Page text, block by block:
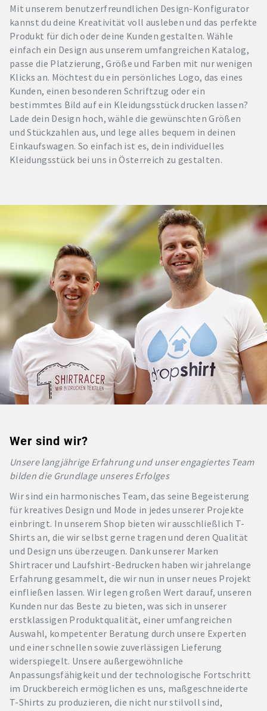
Mit unserem benutzerfreundlichen Design-Konfigurator
kannst du deine Kreativität voll ausleben und das perfekte
Produkt für dich oder deine Kunden gestalten. Wähle
einfach ein Design aus unserem umfangreichen Katalog,
passe die Platzierung, Größe und Farben mit nur wenigen
Klicks an. Möchtest du ein persönliches Logo, das eines
Kunden, einen besonderen Schriftzug oder ein
bestimmtes Bild auf ein Kleidungsstück drucken lassen?
Lade dein Design hoch, wähle die gewünschten Größen
und Stückzahlen aus, und lege alles bequem in deinen
Einkaufswagen. So einfach ist es, dein individuelles
Kleidungsstück bei uns in Österreich zu gestalten.
Wer sind wir?
Unsere langjährige Erfahrung und unser engagiertes Team
bilden die Grundlage unseres Erfolges
Wir sind ein harmonisches Team, das seine Begeisterung
für kreatives Design und Mode in jedes unserer Projekte
einbringt. In unserem Shop bieten wir ausschließlich T-
Shirts an, die wir selbst gerne tragen und deren Qualität
und Design uns überzeugen. Dank unserer Marken
Shirtracer und Laufshirt-Bedrucken haben wir jahrelange
Erfahrung gesammelt, die wir nun in unser neues Projekt
einfließen lassen. Wir legen großen Wert darauf, unseren
Kunden nur das Beste zu bieten, was sich in unserer
erstklassigen Produktqualität, einer umfangreichen
Auswahl, kompetenter Beratung durch unsere Experten
und einer schnellen sowie zuverlässigen Lieferung
widerspiegelt. Unsere außergewöhnliche
Anpassungsfähigkeit und der technologische Fortschritt
im Druckbereich ermöglichen es uns, maßgeschneiderte
T-Shirts zu produzieren, die nicht nur stilvoll sind,